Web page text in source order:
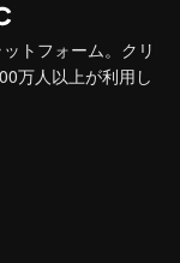
トフォーム。クリ
万人以上が利用し